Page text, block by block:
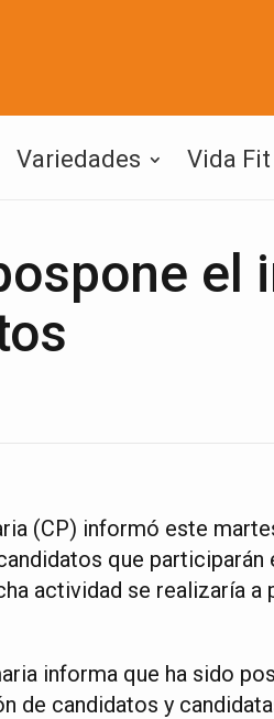
Variedades Vida Fit
el
(CP) informó este
que
actividad se realizaría
informa que ha sido
de candidatos y